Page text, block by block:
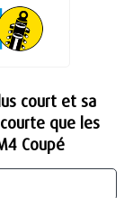
court et sa
que les
Coupé